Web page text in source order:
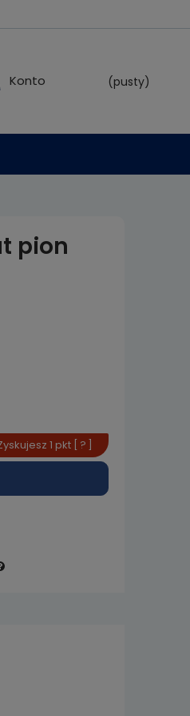
(pusty)
pion
1 pkt [ ? ]